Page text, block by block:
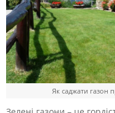
Як саджати газон